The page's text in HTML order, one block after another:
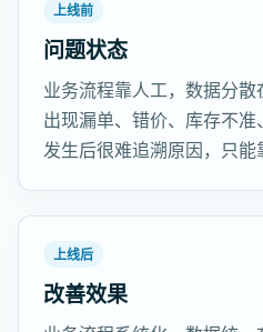
上线前
问题状态
业务流程靠人工，数据分
出现漏单、错价、库存不
发生后很难追溯原因，只能
上线后
改善效果